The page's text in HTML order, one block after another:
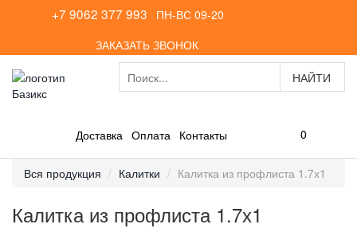
+7 9062 377 993
ПН-ВС 09-20
ЗАКАЗАТЬ ЗВОНОК
Доставка Оплата Контакты 0
Вся продукция Калитки Калитка из профлиста 1.7х1
Калитка из профлиста 1.7х1